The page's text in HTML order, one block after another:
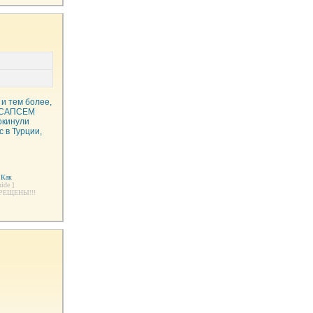
и тем более,
САПСЕМ
в Турции,
]